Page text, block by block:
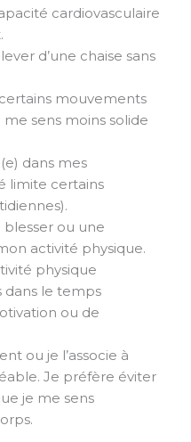
cardiovasculaire
d’une chaise sans
mouvements
sens moins solide
dans mes
limite certains
ou une
activité physique.
physique
dans le temps
ou de
ou je l’associe à
Je préfère éviter
je me sens